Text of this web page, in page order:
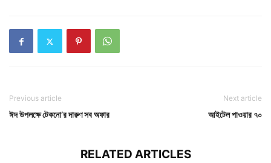
Previous article
ঈদ উপলক্ষে টেকনো’র দারুণ সব অফার
Next article
আইটেল পাওয়ার ৭০
RELATED ARTICLES